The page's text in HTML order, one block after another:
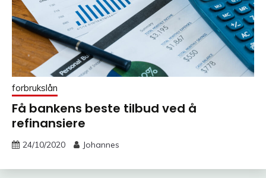
forbrukslån
Få bankens beste tilbud ved å
refinansiere
24/10/2020 Johannes